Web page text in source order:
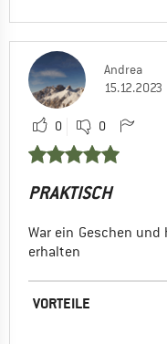
Andrea
15.12.2023
0 0
PRAKTISCH
War ein Geschen
erhalten
VORTEILE